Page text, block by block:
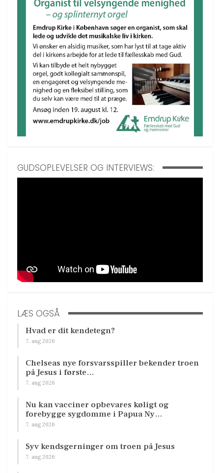
GUDSOPLEVELSER OG INTERVIEWS:
LÆS OGSÅ
Hvad er dit kendetegn?
7. aug 2026
Chelseas nye forsvarsspiller bekender troen
på Jesus i første…
7. aug 2026
Nu kan vacciner opbevares køligt og
forebygge sygdomme i Papua Ny…
7. aug 2026
Syv kendsgerninger om troen på Jesus
7. aug 2026